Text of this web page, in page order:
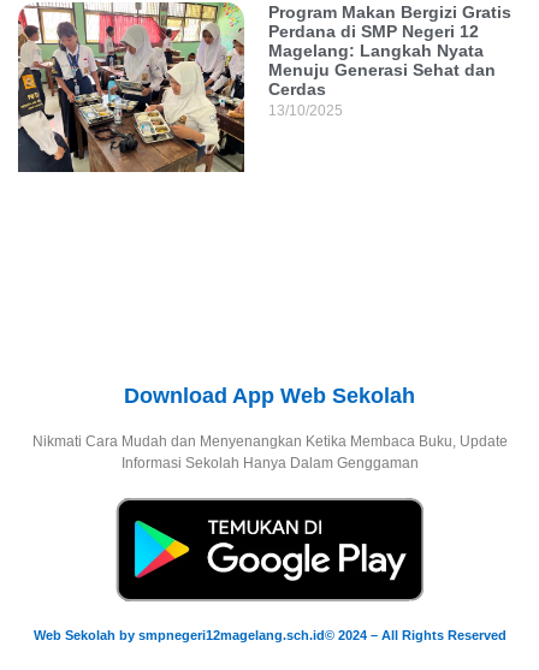
Program Makan Bergizi Gratis
Perdana di SMP Negeri 12
Magelang: Langkah Nyata
Menuju Generasi Sehat dan
Cerdas
13/10/2025
Download App Web Sekolah
Nikmati Cara Mudah dan Menyenangkan Ketika Membaca Buku, Update
Informasi Sekolah Hanya Dalam Genggaman
Web Sekolah by smpnegeri12magelang.sch.id© 2024 – All Rights Reserved